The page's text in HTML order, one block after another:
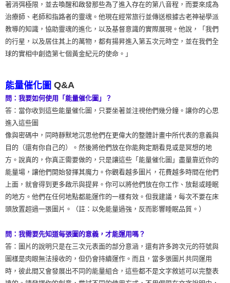
著消弭極限，並去喚醒和啟發那些為了進入存在的第八音程，而要來成為
治療師、老師和指路者的靈魂。他現在經常旅行並傳送根據古老神祕學派
教導的知識，協助靈魂的進化，以及基督意識的實際展現。他說，「我們
的行星，以及居住其上的萬物，都有揚昇進入第五次元時空，並在我們全
球的實相中創造第七個黃金紀元的使命。」
能量催化圖 Q&A
問：我要如何使用「能量催化圖」？
答：當你收到這些能量催化圖，只要坐著並注視他們幾分鐘。讓你的心思
進入這些圖
像與密碼中，同時靜默地沉思他們在更偉大的整體計畫中所代表的意義與
目的（還有你自己的）。然後將他們放在你能夠定期看見或是冥想的地
方。說真的，你真正需要做的，只是讓這些「能量催化圖」盡量靠近你的
能量場，讓他們開始發揮其魔力。你觀看越多圖片，花費越多時間在他們
上面，就會得到更多啟示與提昇。你可以將他們放在你工作、放鬆或睡眠
的地方。他們在任何地點都能運作的一樣有效。但我建議，每次不要在床
頭放置超過一張圖片。（註：以免能量過強，反而影響睡眠品質。）
問：我需要先知道每張圖的意義，才能運用嗎？
答：圖片的說明只是在三次元表面的部分意涵，還有許多跨次元的符號與
圖樣是肉眼無法接收的，但仍會持續運作。而且，當多張圖片共同運用
時，彼此間又會發展出不同的能量組合，這些都不是文字敘述可以完整表